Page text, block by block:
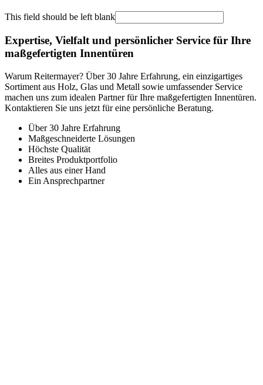
This field should be left blank
Expertise, Vielfalt und persönlicher Service für Ihre
maßgefertigten Innentüren
Warum Reitermayer? Über 30 Jahre Erfahrung, ein einzigartiges
Sortiment aus Holz, Glas und Metall sowie umfassender Service
machen uns zum idealen Partner für Ihre maßgefertigten Innentüren.
Kontaktieren Sie uns jetzt für eine persönliche Beratung.
Über 30 Jahre Erfahrung
Maßgeschneiderte Lösungen
Höchste Qualität
Breites Produktportfolio
Alles aus einer Hand
Ein Ansprechpartner